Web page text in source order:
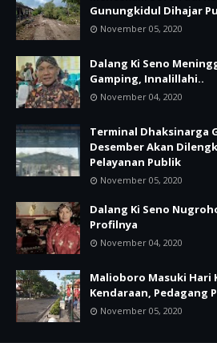
Gunungkidul Dihajar
November 05, 2020
Dalang Ki Seno
Gamping, Innalillahi..
November 04, 2020
Terminal Dhaksinarga
Desember Akan
Pelayanan Publik
November 05, 2020
Dalang Ki Seno
Profilnya
November 04, 2020
Malioboro Masuki Hari
Kendaraan, Pedagang
November 05, 2020